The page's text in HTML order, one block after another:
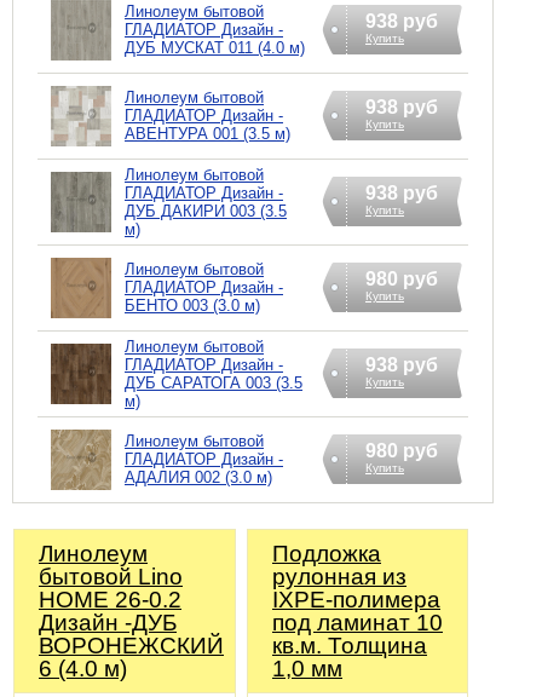
Линолеум бытовой
ГЛАДИАТОР Дизайн -
ДУБ МУСКАТ 011 (4.0 м)
938 руб
Купить
Линолеум бытовой
ГЛАДИАТОР Дизайн -
АВЕНTУРА 001 (3.5 м)
938 руб
Купить
Линолеум бытовой
ГЛАДИАТОР Дизайн -
ДУБ ДАКИРИ 003 (3.5
м)
938 руб
Купить
Линолеум бытовой
ГЛАДИАТОР Дизайн -
БЕНТО 003 (3.0 м)
980 руб
Купить
Линолеум бытовой
ГЛАДИАТОР Дизайн -
ДУБ САРАТОГА 003 (3.5
м)
938 руб
Купить
Линолеум бытовой
ГЛАДИАТОР Дизайн -
АДАЛИЯ 002 (3.0 м)
980 руб
Купить
Линолеум
бытовой Lino
HOME 26-0.2
Дизайн -ДУБ
ВОРОНЕЖСКИЙ
6 (4.0 м)
Подложка
рулонная из
IXPE-полимера
под ламинат 10
кв.м. Толщина
1,0 мм